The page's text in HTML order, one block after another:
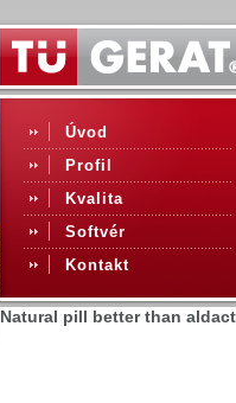
Úvod
Profil
Kvalita
Softvér
Kontakt
Natural pill better than